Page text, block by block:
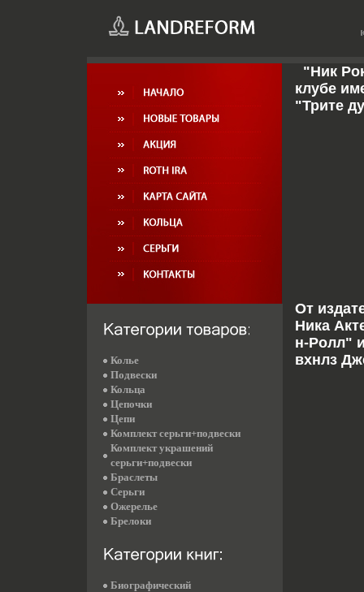
"Ник
клубе
"Трите
От
Ника
н-Ролл"
вхнлз
Колье
Подвески
Кольца
Цепочки
Цепи
Комплект серьги+подвески
Комплект украшений
серьги+подвески
Браслеты
Серьги
Ожерелье
Брелоки
Биографический